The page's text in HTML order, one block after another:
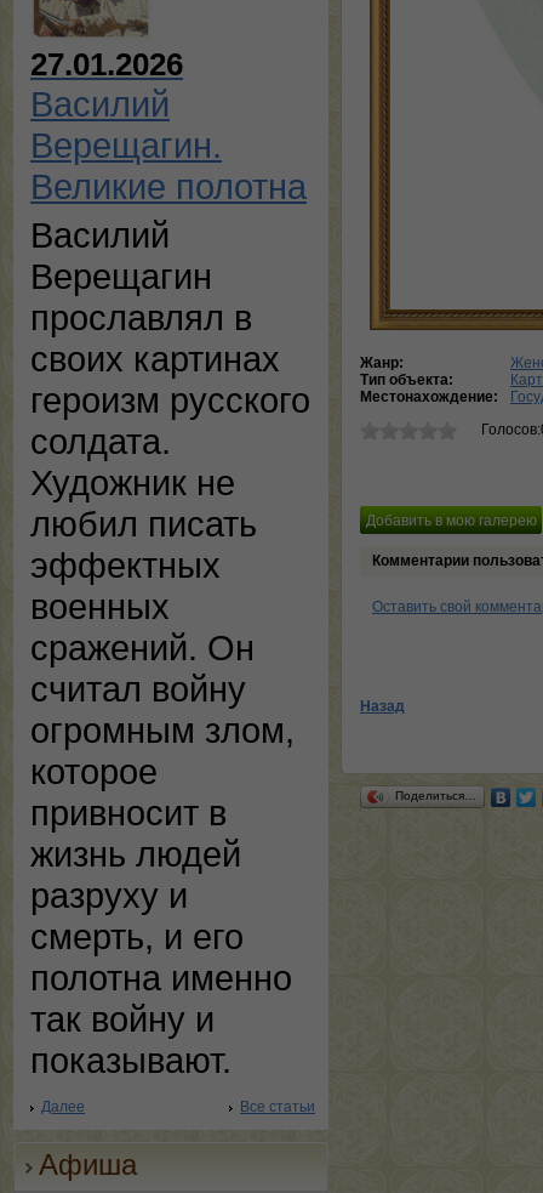
27.01.2026
Василий
Верещагин.
Великие полотна
Василий
Верещагин
прославлял в
своих картинах
героизм русского
солдата.
Художник не
любил писать
эффектных
военных
сражений. Он
считал войну
огромным злом,
которое
привносит в
жизнь людей
разруху и
смерть, и его
полотна именно
так войну и
показывают.
Далее Все статьи
Афиша
Жанр:
Тип объекта:
Местонахождение:
Комментарии
Оставить свой
Назад
Поделиться…